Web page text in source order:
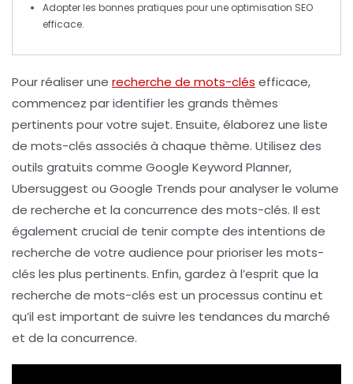
Adopter les bonnes pratiques pour une optimisation SEO
efficace.
Pour réaliser une recherche de mots-clés efficace,
commencez par identifier les grands thèmes
pertinents pour votre sujet. Ensuite, élaborez une liste
de mots-clés associés à chaque thème. Utilisez des
outils gratuits comme Google Keyword Planner,
Ubersuggest ou Google Trends pour analyser le volume
de recherche et la concurrence des mots-clés. Il est
également crucial de tenir compte des intentions de
recherche de votre audience pour prioriser les mots-
clés les plus pertinents. Enfin, gardez à l’esprit que la
recherche de mots-clés est un processus continu et
qu’il est important de suivre les tendances du marché
et de la concurrence.